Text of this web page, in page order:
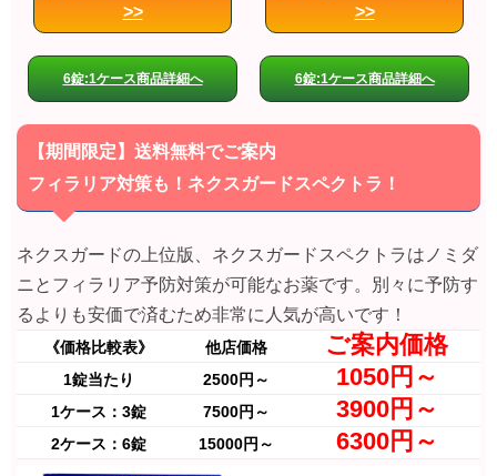
>>
6錠:1ケース商品詳細へ
>>
6錠:1ケース商品詳細へ
【期間限定】送料無料でご案内
フィラリア対策も！ネクスガードスペクトラ！
ネクスガードの上位版、ネクスガードスペクトラはノミダ
ニとフィラリア予防対策が可能なお薬です。別々に予防す
るよりも安価で済むため非常に人気が高いです！
《価格比較表》 他店価格 ご案内価格
1錠当たり 2500円～ 1050円～
1ケース：3錠 7500円～ 3900円～
2ケース：6錠 15000円～ 6300円～